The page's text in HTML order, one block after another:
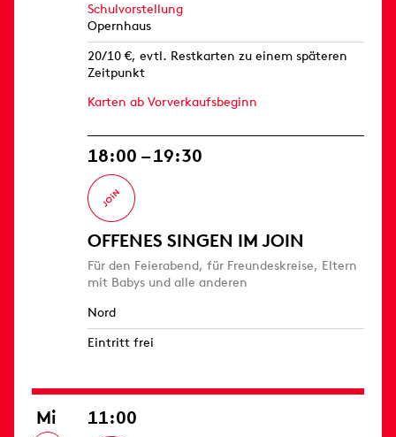
Schulvorstellung
Opernhaus
20/10 €, evtl. Restkarten zu einem späteren
Zeitpunkt
Karten ab Vorverkaufsbeginn
18:00 – 19:30
OFFENES SINGEN IM JOIN
Für den Feierabend, für Freundeskreise, Eltern
mit Babys und alle anderen
Nord
Eintritt frei
Mi 11:00